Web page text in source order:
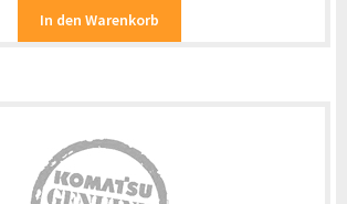
In den Warenkorb